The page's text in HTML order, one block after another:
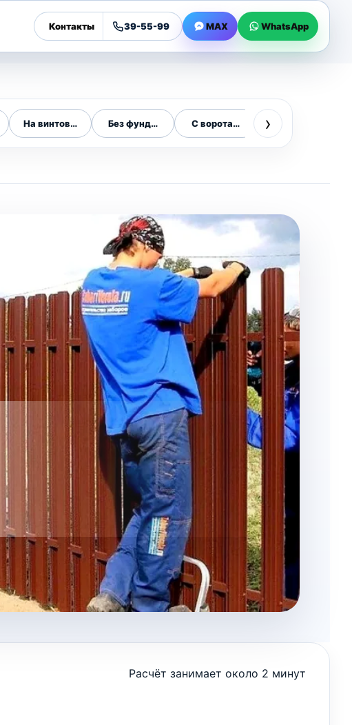
Контакты 39-55-99 MAX WhatsApp
На винтовых сваяхБез фундамента С воротами и калиткойИз профнастила
›
Расчёт занимает около 2 минут